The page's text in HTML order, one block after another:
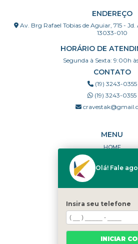
ENDEREÇO
Av. Brg Rafael Tobias de Aguiar, 715 -
13033-010
HORÁRIO DE
Segunda à Sexta: 9:00h
CONTATO
(19) 3243-0355
(19) 3243-0355
MENU
HOME
PORTFÓLIO
DÚVIDAS
CATEGORIAS
MAPA DO SITE
Olá! Fale
Insira seu telefone
INICIAR